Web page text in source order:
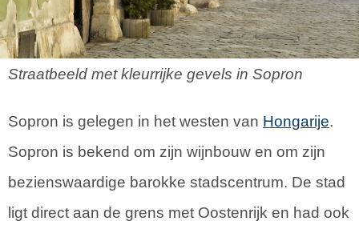
Straatbeeld met kleurrijke gevels in Sopron
Sopron is gelegen in het westen van Hongarije.
Sopron is bekend om zijn wijnbouw en om zijn
bezienswaardige barokke stadscentrum. De stad
ligt direct aan de grens met Oostenrijk en had ook